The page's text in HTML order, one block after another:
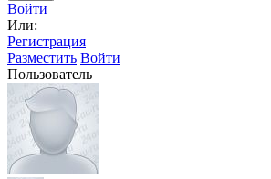
Войти
Или:
Регистрация
Разместить Войти
Пользователь